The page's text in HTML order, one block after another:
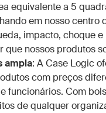
equivalente a 5
em nosso centro
impacto, choque
que nossos produtos
ampla: A Case Logic
com preços
funcionários. Com
de qualquer